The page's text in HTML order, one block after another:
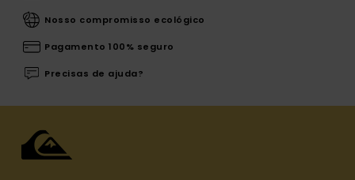
Nosso compromisso ecológico
Pagamento 100% seguro
Precisas de ajuda?